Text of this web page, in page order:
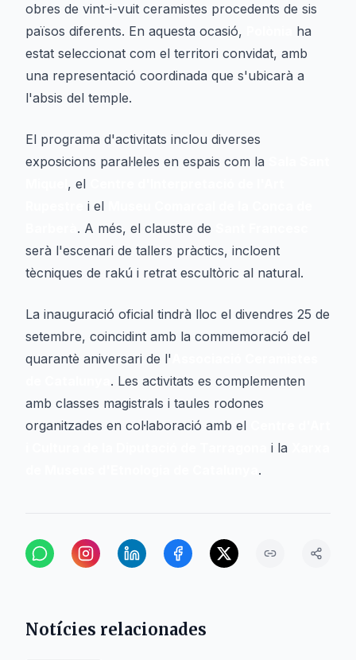
obres de vint-i-vuit ceramistes procedents de sis
països diferents. En aquesta ocasió,
ha
estat seleccionat com el territori convidat, amb
una representació coordinada que s'ubicarà a
l'absis del temple.
El programa d'activitats inclou diverses
exposicions paral·leles en espais com la
, el
i el
. A més, el claustre de
serà l'escenari de tallers pràctics, incloent
tècniques de rakú i retrat escultòric al natural.
La inauguració oficial tindrà lloc el divendres 25 de
setembre, coincidint amb la commemoració del
quarantè aniversari de l'
. Les activitats es complementen
amb classes magistrals i taules rodones
organitzades en col·laboració amb el
i la
.
Notícies relacionades